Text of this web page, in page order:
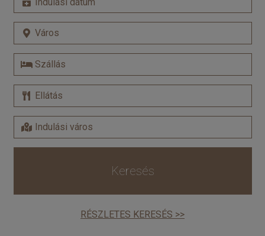
Keresés
RÉSZLETES KERESÉS >>